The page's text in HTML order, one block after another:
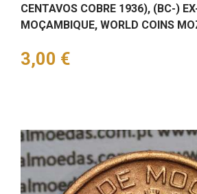
CENTAVOS COBRE 1936), (BC-)
MOÇAMBIQUE, WORLD COINS
Preço
3,00 €